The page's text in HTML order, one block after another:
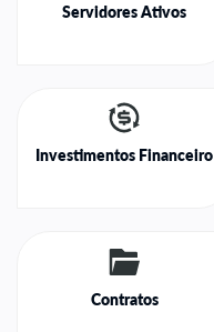
Servidores Ativos
Investimentos Financeiro
Contratos